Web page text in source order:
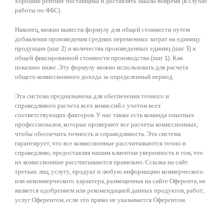
работы по ФБС).
Наконец, можно вывести формулу для общей стоимости путем
добавления произведения средних переменных затрат на единицу
продукции (шаг 2) и количества произведенных единиц (шаг 3) к
общей фиксированной стоимости производства (шаг 1). Как
показано ниже. Эту формулу можно использовать для расчета
общего комиссионного дохода за определенный период.
Эта система предназначена для обеспечения точного и
справедливого расчета всех комиссий с учетом всех
соответствующих факторов. У нас также есть команда опытных
профессионалов, которые проверяют все расчеты комиссионных,
чтобы обеспечить точность и справедливость. Эта система
гарантирует, что все комиссионные рассчитываются точно и
справедливо, предоставляя нашим клиентам уверенность в том, что
их комиссионные рассчитываются правильно. Ссылка на сайт
третьих лиц, услугу, продукт и любую информацию коммерческого
или некоммерческого характера, размещенная на сайте Оферента, не
является одобрением или рекомендацией данных продуктов, работ,
услуг Оферентом, если это прямо не указывается Оферентом.